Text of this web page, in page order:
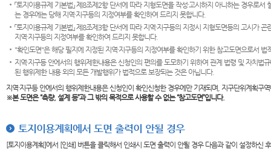
「토지이용규제 기본법」 제8조제2항 단서에 따라 지형도면을 작성·고시하지 아니하는 경우로
는 경우에는 당해 지역·지구등의 지정여부를 확인하여 드리지 못합니다.
「토지이용규제 기본법」 제8조제3항 단서에 따라 지역·지구등의 지정시 지형도면등의 고시가
지역·지구등의 지정여부를 확인하여 드리지 못합니다.
"확인도면"은 해당 필지에 지정된 지역·지구등의 지정여부를 확인하기 위한 참고도면으로서
지역·지구등 안에서의 행위제한내용은 신청인의 편의를 도모하기 위하여 관계 법령 및 자치
된 행위제한 내용 외의 모든 개발행위가 법적으로 보장되는 것은 아닙니다.
지역·지구등 안에서의 행위제한내용은 신청인이 확인신청한 경우에만 기재되며, 지구단위계획
※본 도면은“측량, 설계 등”과 그 밖의 목적으로 사용할 수 없는 “참고도면”입니다.
토지이용계획에서 도면 출력이 안될 경우
[토지이용계획]에서 [인쇄] 버튼을 클릭해서 인쇄시 도면 출력이 안될 경우 다음과 같이 설정하신